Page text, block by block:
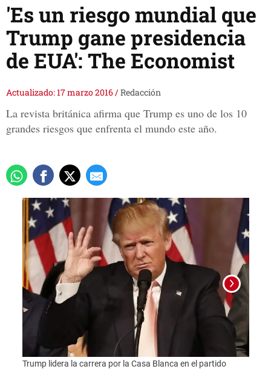
'Es un riesgo mundial que
Trump gane presidencia
de EUA': The Economist
Actualizado: 17 marzo 2016/Redacción
La revista británica afirma que Trump es uno de los 10
grandes riesgos que enfrenta el mundo este año.
Trump lidera la carrera por la Casa Blanca en el partido
Foto: